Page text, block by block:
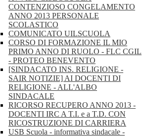
CONTENZIOSO CONGELAMENTO
ANNO 2013 PERSONALE
SCOLASTICO
COMUNICATO UILSCUOLA
CORSO DI FORMAZIONE IL MIO
PRIMO ANNO DI RUOLO - FLC CGIL
- PROTEO BENEVENTO
[SINDACATO INS. RELIGIONE -
SAIR NOTIZIE] AI DOCENTI DI
RELIGIONE - ALL'ALBO
SINDACALE
RICORSO RECUPERO ANNO 2013 -
DOCENTI IRC A T.I. e a T.D. CON
RICOSTRUZIONE DI CARRIERA
USB Scuola - informativa sindacale -